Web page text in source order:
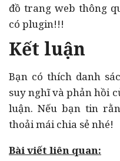
đồ trang web thông
có plugin!!!
Kết luận
Bạn có thích danh
suy nghĩ và phản hồi
luận. Nếu bạn tin
thoải mái chia sẻ nhé!
Bài viết liên quan: